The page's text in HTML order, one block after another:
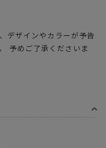
デザインやカラーが予告
予めご了承くださいま